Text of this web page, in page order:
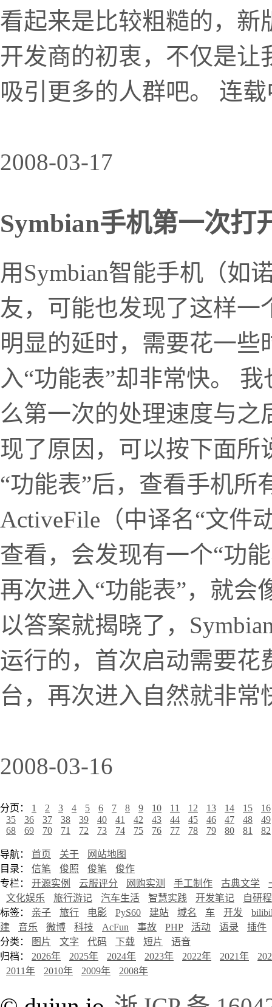
看起来是比较粗糙的，新
开发商的初衷，不仅是让
吸引更多的人群吧。 连
2008-03-17
Symbian手机第一次打
用Symbian智能手机（如
友，可能也发现了这样一
明显的延时，需要花一
入“功能表”却非常快。
么第一次的处理速度与
现了原因，可以按下面所
“功能表”后，查看手机
ActiveFile（中译名“文件
查看，会发现有一个“功
再次进入“功能表”，就会
以答案就揭晓了，
运行的，首次启动需要花
台，再次进入自然就非常
2008-03-16
分页： 1 2 3 4 5 6 7 8 9 10 11 12 13 14 15
16
35
36 37 38 39 40 41 42 43 44 45 46 47 48
49
68
69 70 71 72 73 74 75 76 77 78 79 80 81 82
导航： 首页 关于
网站地图
目录： 信笔 俊照 俊笔
俊作
专栏： 开源实例 云服评分 网购实测 手工制作 古典文学
文化娱乐
旅行游记 汽车生活 智慧实践 开发笔记
自研
标签： 亲子 旅行 电影 PyS60 建站 域名 车 开发
建
音乐 微博 科技 AcFun 事故 PHP 活动 语录
插件
分类：
图片 文字 代码 下载 短片
语音
归档： 2026年 2025年 2024年 2023年 2022年 2021年
2011年
2010年 2009年 2008年